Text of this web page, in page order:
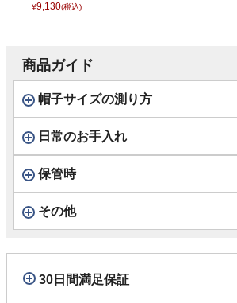
ュド ニット バケッ
¥9,130(税込)
商品ガイド
帽子サイズの測り方
日常のお手入れ
保管時
その他
30日間満足保証